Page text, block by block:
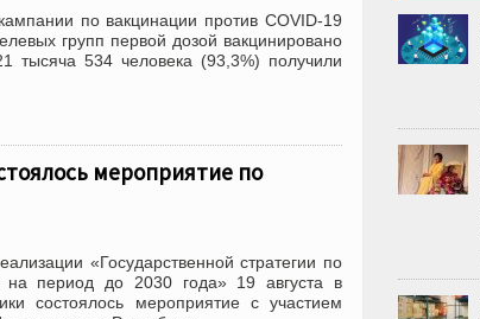
по вакцинации против COVID-19
групп первой дозой вакцинировано
534 человека (93,3%) получили
мероприятие по
«Государственной стратегии по
на период до 2030 года» 19 августа в
состоялось мероприятие с участием